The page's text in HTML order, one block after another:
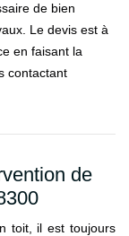
de bien
Le devis est à
en faisant la
contactant
de
toit, il est toujours